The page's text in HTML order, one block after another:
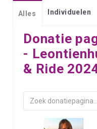
Alles Individuelen
Donatie
-
& Ride